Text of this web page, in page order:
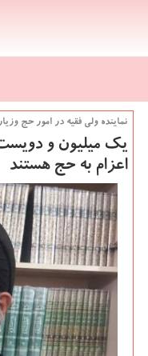
نماینده ولی فقیه در امور حج
یك میلیون و
اعزام به حج هستند